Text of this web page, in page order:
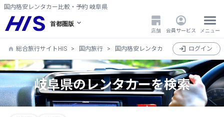
国内格安レンタカー比較・予約 岐阜県
首都圏版
店舗 会員サービス メニュー
総合旅行サイトHIS 国内旅行 国内格安レンタカー比較・検索・予約
ログイン
岐阜県のレンタカーを検索